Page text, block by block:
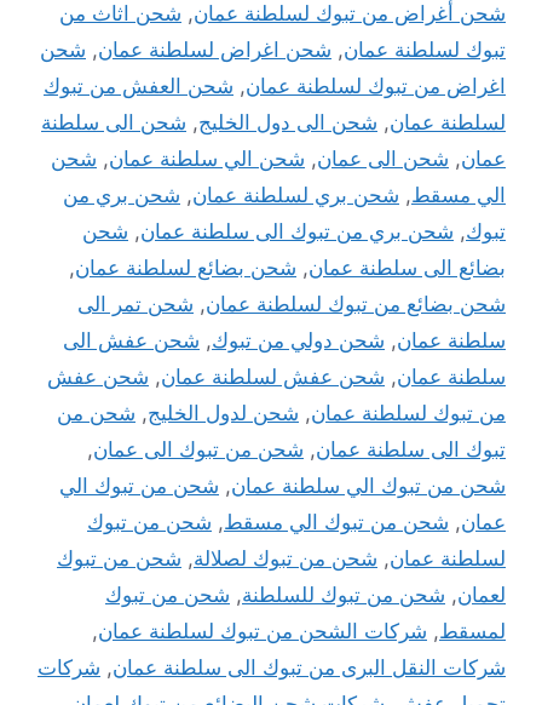
شحن أغراض من تبوك لسلطنة عمان, شحن اثاث من
تبوك لسلطنة عمان, شحن اغراض لسلطنة عمان, شحن
اغراض من تبوك لسلطنة عمان, شحن العفش من تبوك
لسلطنة عمان, شحن الى دول الخليج, شحن الى سلطنة
عمان, شحن الى عمان, شحن الي سلطنة عمان, شحن
الي مسقط, شحن بري لسلطنة عمان, شحن بري من
تبوك, شحن بري من تبوك الى سلطنة عمان, شحن
بضائع الى سلطنة عمان, شحن بضائع لسلطنة عمان,
شحن بضائع من تبوك لسلطنة عمان, شحن تمر الى
سلطنة عمان, شحن دولي من تبوك, شحن عفش الى
سلطنة عمان, شحن عفش لسلطنة عمان, شحن عفش
من تبوك لسلطنة عمان, شحن لدول الخليج, شحن من
تبوك الى سلطنة عمان, شحن من تبوك الى عمان,
شحن من تبوك الي سلطنة عمان, شحن من تبوك الي
عمان, شحن من تبوك الي مسقط, شحن من تبوك
لسلطنة عمان, شحن من تبوك لصلالة, شحن من تبوك
لعمان, شحن من تبوك للسلطنة, شحن من تبوك
لمسقط, شركات الشحن من تبوك لسلطنة عمان,
شركات النقل البرى من تبوك الى سلطنة عمان, شركات